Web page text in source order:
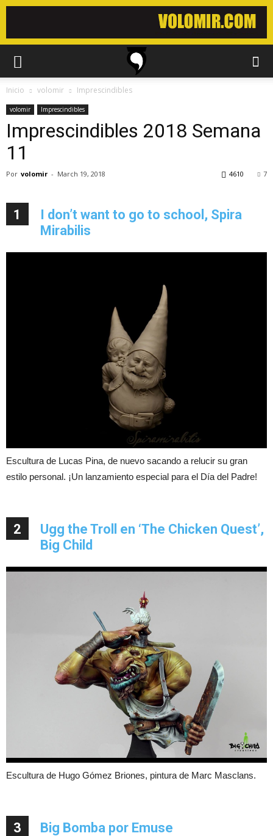
Inicio volomir Imprescindibles
volomir Imprescindibles
Imprescindibles 2018 Semana
11
Por volomir - March 19, 2018 7
4610
1
I don’t want to go to school, Spira
Mirabilis
Escultura de Lucas Pina, de nuevo sacando a relucir su gran
estilo personal. ¡Un lanzamiento especial para el Día del Padre!
2
Ugg the Troll en ‘The Chicken Quest’,
Big Child
Escultura de Hugo Gómez Briones, pintura de Marc Masclans.
3 Big Bomba por Emuse